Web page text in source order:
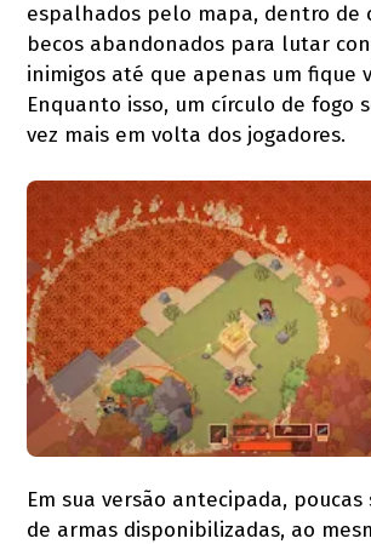
espalhados pelo mapa, dentro de
becos abandonados para lutar
inimigos até que apenas um fique
Enquanto isso, um círculo de fogo
vez mais em volta dos jogadores.
Em sua versão antecipada, poucas
de armas disponibilizadas, ao